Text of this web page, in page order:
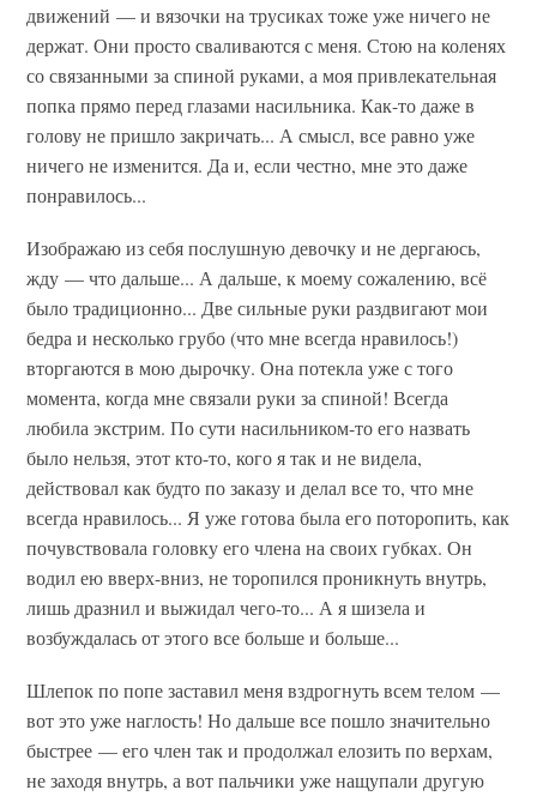
движений — и вязочки на трусиках тоже уже ничего не
держат. Они просто сваливаются с меня. Стою на коленях
со связанными за спиной руками, а моя привлекательная
попка прямо перед глазами насильника. Как-то даже в
голову не пришло закричать... А смысл, все равно уже
ничего не изменится. Да и, если честно, мне это даже
понравилось...
Изображаю из себя послушную девочку и не дергаюсь,
жду — что дальше... А дальше, к моему сожалению, всё
было традиционно... Две сильные руки раздвигают мои
бедра и несколько грубо (что мне всегда нравилось!)
вторгаются в мою дырочку. Она потекла уже с того
момента, когда мне связали руки за спиной! Всегда
любила экстрим. По сути насильником-то его назвать
было нельзя, этот кто-то, кого я так и не видела,
действовал как будто по заказу и делал все то, что мне
всегда нравилось... Я уже готова была его поторопить, как
почувствовала головку его члена на своих губках. Он
водил ею вверх-вниз, не торопился проникнуть внутрь,
лишь дразнил и выжидал чего-то... А я шизела и
возбуждалась от этого все больше и больше...
Шлепок по попе заставил меня вздрогнуть всем телом —
вот это уже наглость! Но дальше все пошло значительно
быстрее — его член так и продолжал елозить по верхам,
не заходя внутрь, а вот пальчики уже нащупали другую